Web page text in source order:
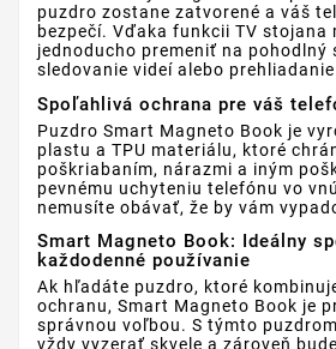
puzdro zostane zatvorené a váš
bezpečí. Vďaka funkcii TV stojana
jednoducho premeniť na pohodlný
sledovanie videí alebo
Spoľahlivá ochrana pre váš
Puzdro Smart Magneto Book je
plastu a TPU materiálu, ktoré
poškriabaním, nárazmi a iným
pevnému uchyteniu telefónu vo
nemusíte obávať, že by vám
Smart Magneto Book: Ideálny
každodenné používanie
Ak hľadáte puzdro, ktoré
ochranu, Smart Magneto Book je
správnou voľbou. S týmto
vždy vyzerať skvele a zároveň